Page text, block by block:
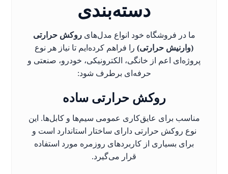
دسته‌بندی
ما در فروشگاه خود انواع مدل‌هایروکش حرارتی
(وارنیش حرارتی) را فراهم کرده‌ایم تا نیاز هر نوع
پروژه‌ای اعم از خانگی، الکترونیکی، خودرو، صنعتی و
حرفه‌ای برطرف شود:
روکش حرارتی ساده
مناسب برای عایق‌کاری عمومی سیم‌ها و کابل‌ها. این
نوع روکش حرارتی دارای ساختار استاندارد است و
برای بسیاری از کاربردهای روزمره مورد استفاده
قرار می‌گیرد.